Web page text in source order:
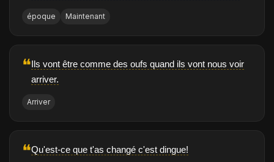
époque Maintenant
❝Ils vont être comme des oufs quand ils vont nous voir
arriver.
Arriver
❝Qu'est-ce que t'as changé c'est dingue!